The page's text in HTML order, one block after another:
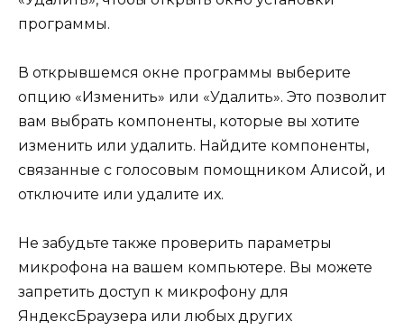
программы.
В открывшемся окне программы выберите
опцию «Изменить» или «Удалить». Это позволит
вам выбрать компоненты, которые вы хотите
изменить или удалить. Найдите компоненты,
связанные с голосовым помощником Алисой, и
отключите или удалите их.
Не забудьте также проверить параметры
микрофона на вашем компьютере. Вы можете
запретить доступ к микрофону для
ЯндексБраузера или любых других